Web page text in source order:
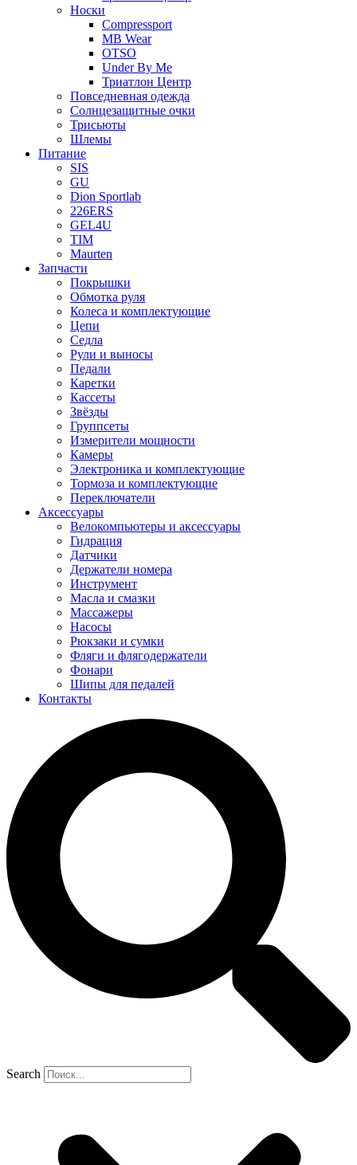
Носки
Compressport
MB Wear
OTSO
Under By Me
Триатлон Центр
Повседневная одежда
Солнцезащитные очки
Трисьюты
Шлемы
Питание
SIS
GU
Dion Sportlab
226ERS
GEL4U
TIM
Maurten
Запчасти
Покрышки
Обмотка руля
Колеса и комплектующие
Цепи
Седла
Рули и выносы
Педали
Каретки
Кассеты
Звёзды
Группсеты
Измерители мощности
Камеры
Электроника и комплектующие
Тормоза и комплектующие
Переключатели
Аксессуары
Велокомпьютеры и аксессуары
Гидрация
Датчики
Держатели номера
Инструмент
Масла и смазки
Массажеры
Насосы
Рюкзаки и сумки
Фляги и флягодержатели
Фонари
Шипы для педалей
Контакты
Search